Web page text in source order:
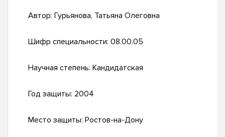
Автор: Гурьянова, Татьяна Олеговна
Шифр специальности: 08.00.05
Научная степень: Кандидатская
Год защиты: 2004
Место защиты: Ростов-на-Дону